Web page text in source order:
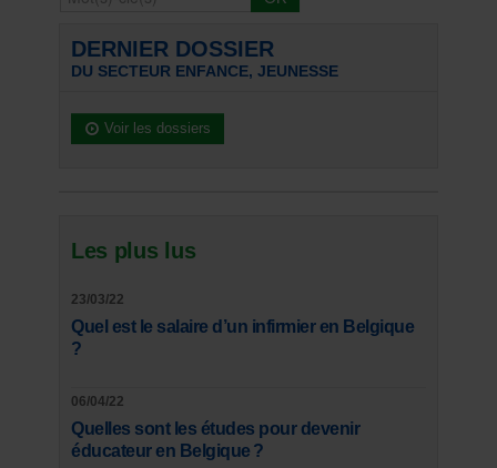
DERNIER DOSSIER
DU SECTEUR ENFANCE, JEUNESSE
Voir les dossiers
Les plus lus
23/03/22
Quel est le salaire d’un infirmier en Belgique
?
06/04/22
Quelles sont les études pour devenir
éducateur en Belgique ?